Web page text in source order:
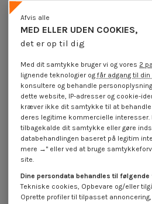
Skrue til beton Sekskantet hoved
Flange 10X130 forboring af 8X130
4,25 €inkl. moms
På
MED ELLER UDEN COOKIES,
det er op til dig
Afvis alle
Med dit samtykke bruger vi og vores 2
lignende teknologier ogfår adgang til
konsultere og behandle
dette website, IP-adresser og cookie-
kræver ikke dit samtykke til at behandle
deres legitime kommercielle interesser.
tilbagekalde dit samtykke eller gøre
databehandlingen baseret på legitim
mere →" eller ved at bruge
site.
Dine persondata behandles til følgende
Tekniske cookies, Opbevare og/eller
Oprette profiler til tilpasset